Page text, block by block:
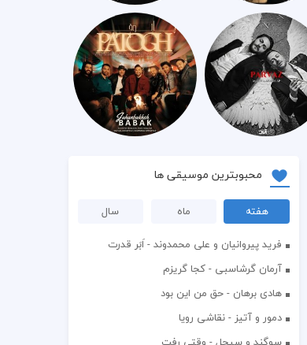
محبوبترین موسیقی ها
هفته ماه
سال
فرید پیروانیان و علی محمدوند - اَبَر قدرت
آرمان گرشاسبی - کجا گریزم
هادی برهان - حق من این بود
دمور و آتیز - نقاشی رویا